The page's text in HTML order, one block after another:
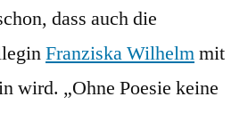
dass auch die
Franziska Wilhelmmit
wird. „Ohne Poesie keine